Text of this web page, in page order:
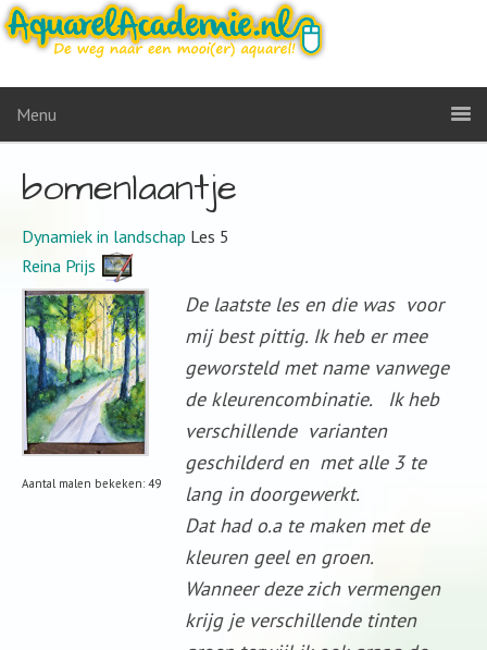
Menu
bomenlaantje
Dynamiek in landschap Les 5
Reina Prijs
Aantal malen bekeken: 49
De laatste les en die was voor
mij best pittig. Ik heb er mee
geworsteld met name vanwege
de kleurencombinatie. Ik heb
verschillende varianten
geschilderd en met alle 3 te
lang in doorgewerkt.
Dat had o.a te maken met de
kleuren geel en groen.
Wanneer deze zich vermengen
krijg je verschillende tinten